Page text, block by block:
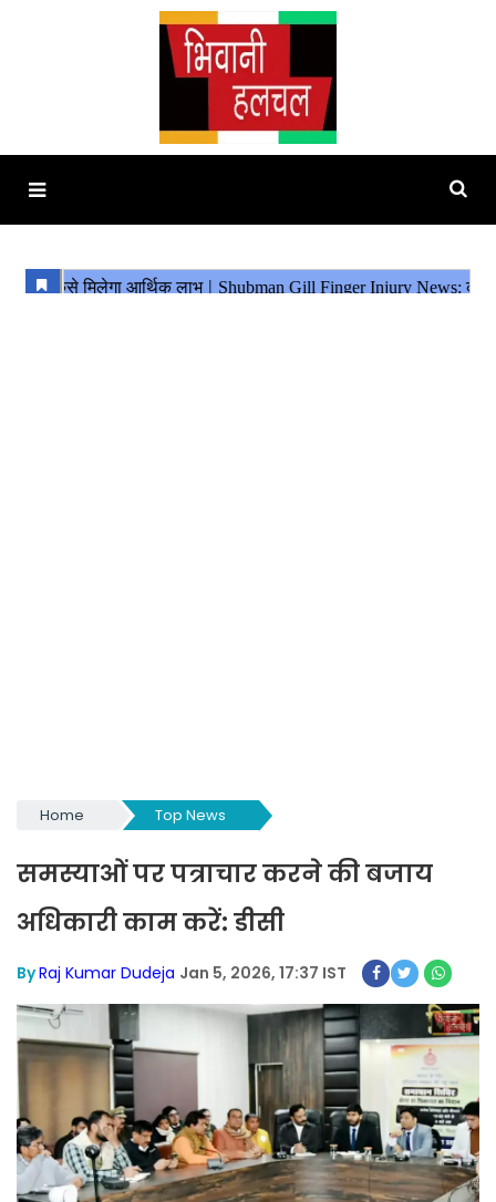
Home Top News
समस्याओं पर पत्राचार करने की बजाय
अधिकारी काम करें: डीसी
ByRaj Kumar Dudeja Jan 5, 2026, 17:37 IST